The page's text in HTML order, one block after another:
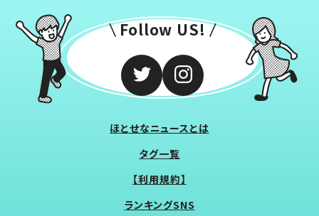
Follow US!
ほとせなニュースとは
タグ一覧
【利用規約】
ランキングSNS